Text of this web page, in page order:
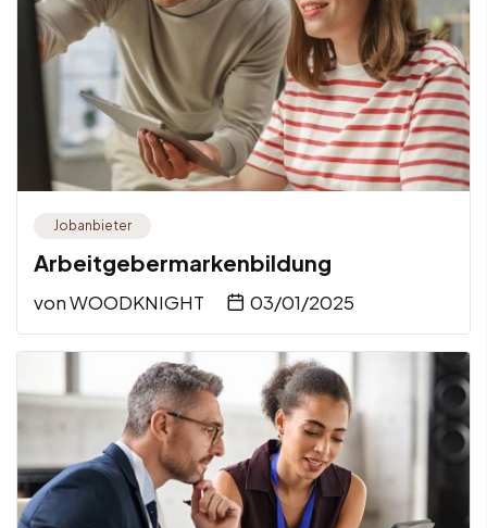
Jobanbieter
Arbeitgebermarkenbildung
vonWOODKNIGHT 03/01/2025